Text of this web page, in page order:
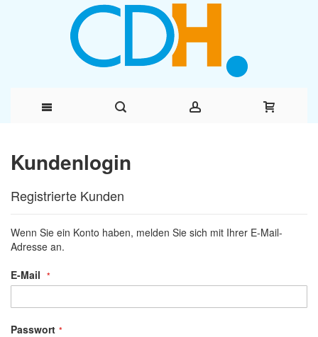
zum
Inhalt
Kundenlogin
Registrierte Kunden
Wenn Sie ein Konto haben, melden Sie sich mit Ihrer E-Mail-
Adresse an.
E-Mail
Passwort